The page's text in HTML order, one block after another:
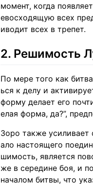
момент, когда
евосходящую всех
иводит всех в трепет.
2. Решимость
По мере того как
ься к делу и
форму делает его
елая форма, да?”,
Зоро также усиливает
ало настоящего
шимость, является
же в середине боя, и
началом битвы, что